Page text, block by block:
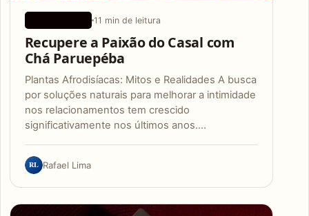
11 min de leitura
Recupere a Paixão do Casal com
Chá Paruepéba
Plantas Afrodisíacas: Mitos e Realidades A busca
por soluções naturais para melhorar a intimidade
nos relacionamentos tem crescido
significativamente nos últimos anos.…
RL Rafael Lima